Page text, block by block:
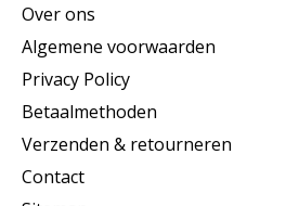
Over ons
Algemene voorwaarden
Privacy Policy
Betaalmethoden
Verzenden & retourneren
Contact